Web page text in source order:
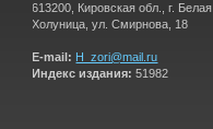
613200, Кировская обл., г. Белая
Холуница, ул. Смирнова, 18
E-mail: H_zori@mail.ru
Индекс издания: 51982